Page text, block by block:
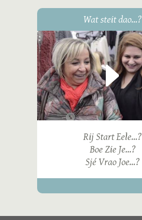
Wat steit dao...?
Rij Start Eele...?
Boe Zie Je...?
Sjé Vrao Joe...?